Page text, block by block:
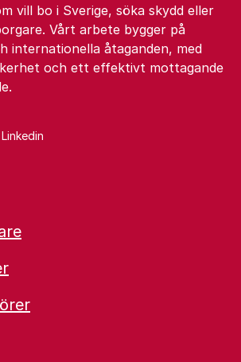
vill bo i Sverige, söka skydd eller
Vårt arbete bygger på
internationella åtaganden, med
och ett effektivt mottagande
Linkedin